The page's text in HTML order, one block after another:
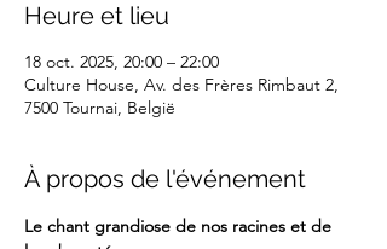
Heure et lieu
18 oct. 2025, 20:00 – 22:00
Culture House, Av. des Frères Rimbaut 2,
7500 Tournai, België
À propos de l'événement
Le chant grandiose de nos racines et de